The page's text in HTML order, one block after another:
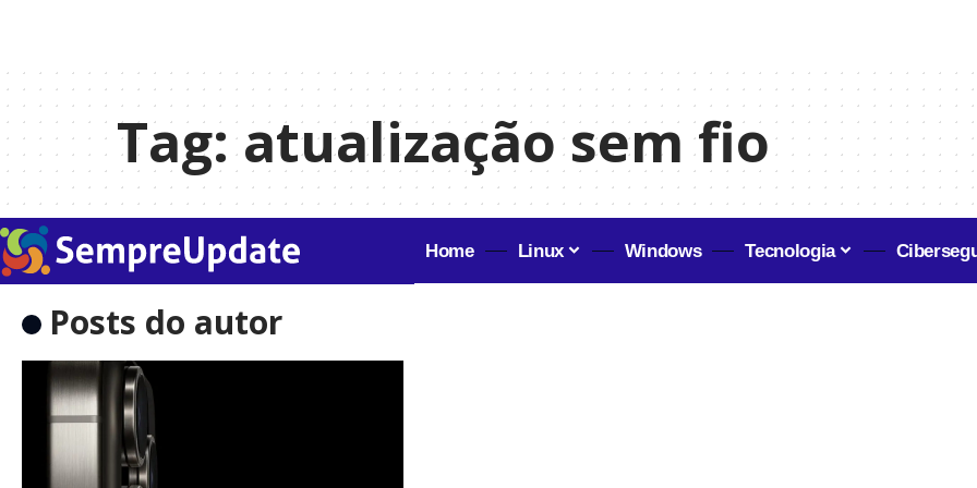
Tag:atualização sem fio
Home Linux Windows Tecnologia
Posts do autor